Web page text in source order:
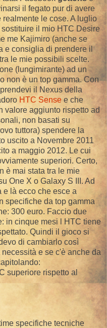
il fegato pur di avere
le cose. A luglio
il mio HTC Desire
me Kajimiro (anche se
e consiglia di prendere il
le mie possibili scelte.
(lungimirante) ad un
non è un top gamma. Con
il Nexus della
HTC Sense e che
valore aggiunto rispetto ad
non basati su
tuttora) spendere la
uscito a Novembre 2011
a maggio 2012. Le cui
superiori. Certo,
è mai stata tra le mie
One X o Galaxy S III. Ad
là ecco che esce a
specifiche da top gamma
300 euro. Faccio due
in cinque mesi l HTC tiene
Quindi il gioco si
di cambiarlo così
e se c'è anche da
superiore rispetto al
specifiche tecniche